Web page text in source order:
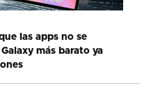
las apps no se
más barato ya